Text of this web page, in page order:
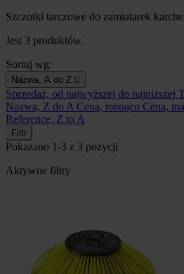
Szczotki tarczowe do zamiatarek
Jest 3 produktów.
Sortuj wg:
Nazwa, A do Z 
Sprzedaż, od najwyższej do najniższej
Nazwa, Z do A Cena, rosnąco Cena,
Reference, Z to A
Filtr
Pokazano 1-3 z 3 pozycji
Aktywne filtry